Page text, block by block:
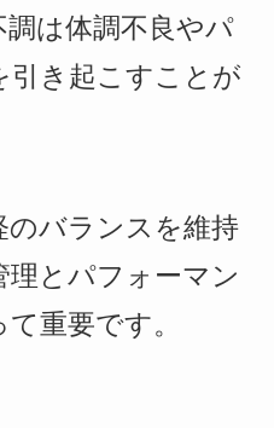
調は体調不良やパ
引き起こすことが
のバランスを維持
とパフォーマン
重要です。